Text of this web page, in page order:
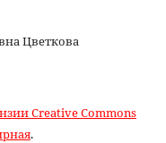
Цветкова
Creative Commons
.